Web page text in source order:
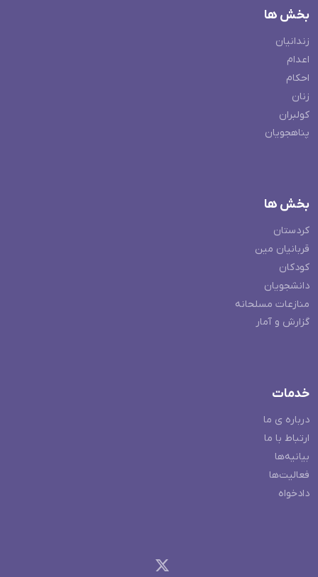
بخش ها
زندانیان
اعدام
احکام
زنان
کولبران
پناهجویان
بخش ها
کردستان
قربانیان مین
کودکان
دانشجویان
منازعات مسلحانه
گزارش و آمار
خدمات
درباره ی ما
ارتباط با ما
بیانیه‌ها
فعالیت‌ها
دادخواه